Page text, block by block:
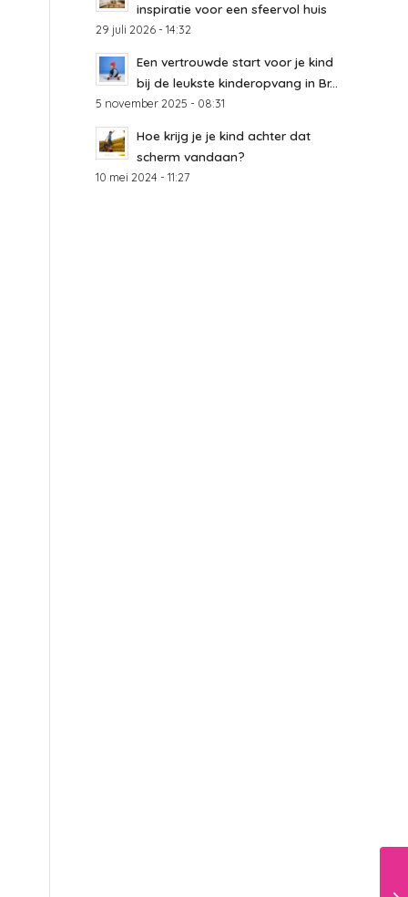
inspiratie voor een sfeervol huis
29 juli 2026 - 14:32
Een vertrouwde start voor je kind
bij de leukste kinderopvang in Br...
5 november 2025 - 08:31
Hoe krijg je je kind achter dat
scherm vandaan?
10 mei 2024 - 11:27